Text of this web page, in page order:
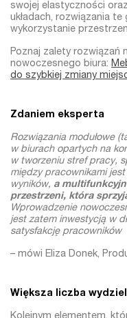
swojej elastyczności
układach, rozwiązania
wykorzystanie
Poznaj zalety rozwiązań
nowoczesnego biura:
do szybkiej zmiany
Zdaniem eksperta
Rozwiązania modułowe
w biurach opartych na
w tworzeniu stref pracy,
między pracownikami
wyników, a
przestrzeni, która
Wprowadzenie
jest zatem inwestycją w
satysfakcję pracowników
– mówi Eliza Donek,
Większa liczba